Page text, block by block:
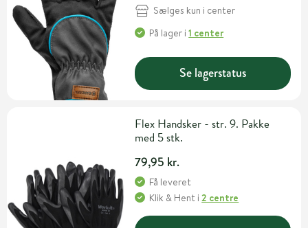
Sælges kun i center
På lager i1 center
Se lagerstatus
Flex Handsker - str. 9. Pakke
med 5 stk.
79,95 kr.
Få leveret
Klik & Hent i2 centre